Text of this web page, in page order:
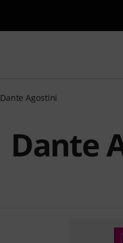
Dante Agostini
Dante